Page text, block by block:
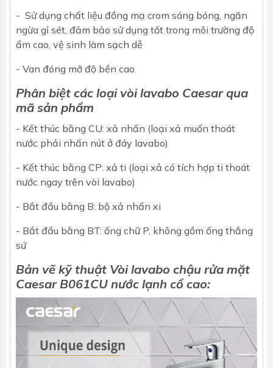
- Sử dụng chất liệu đồng mạ crom sáng bóng, ngăn
ngừa gỉ sét, đảm bảo sử dụng tốt trong môi trường độ
ẩm cao, vệ sinh làm sạch dễ
- Van đóng mở độ bền cao
Phân biệt các loại vòi lavabo Caesar qua
mã sản phẩm
- Kết thúc bằng CU: xả nhấn (loại xả muốn thoát
nước phải nhấn nút ở đáy lavabo)
- Kết thúc bằng CP: xả ti (loại xả có tích hợp ti thoát
nước ngay trên vòi lavabo)
- Bắt đầu bằng B: bộ xả nhấn xi
- Bắt đầu bằng BT: ống chữ P, không gồm ống thẳng
sứ
Bản vẽ kỹ thuật Vòi lavabo chậu rửa mặt
Caesar B061CU nước lạnh cổ cao: